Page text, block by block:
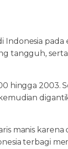
pada
tangguh,
hingga 2003.
manis karena
terbagi